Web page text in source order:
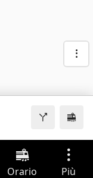
Orario Più